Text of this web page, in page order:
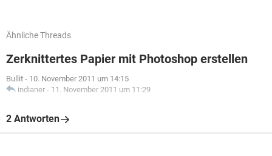
Ähnliche Threads
Zerknittertes Papier mit Photoshop erstellen
Bullit - 10. November 2011 um 14:15
indianer - 11. November 2011 um 11:29
2 Antworten